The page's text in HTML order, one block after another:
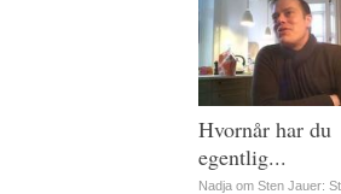
Hvornår har du
egentlig...
Nadja om Sten Jauer: